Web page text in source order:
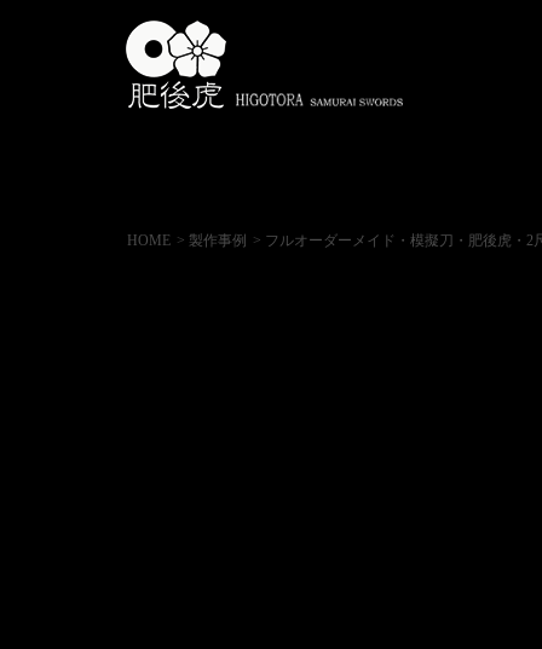
HOME > 製作事例 > フルオーダーメイド・模擬刀・肥後虎・